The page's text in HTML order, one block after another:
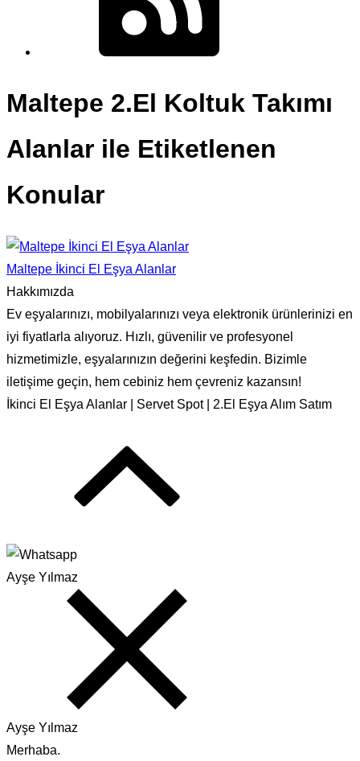
Maltepe 2.El Koltuk Takımı
Alanlar ile Etiketlenen
Konular
Maltepe İkinci El Eşya Alanlar
Hakkımızda
Ev eşyalarınızı, mobilyalarınızı veya elektronik ürünlerinizi en
iyi fiyatlarla alıyoruz. Hızlı, güvenilir ve profesyonel
hizmetimizle, eşyalarınızın değerini keşfedin. Bizimle
iletişime geçin, hem cebiniz hem çevreniz kazansın!
İkinci El Eşya Alanlar | Servet Spot | 2.El Eşya Alım Satım
Ayşe Yılmaz
Ayşe Yılmaz
Merhaba.